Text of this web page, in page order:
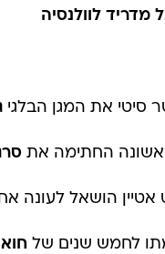
סיטי את המגן הבלגי
החתימה את
הושאל לעונה
לחמש שנים של